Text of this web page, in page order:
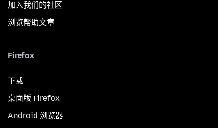
加入我们的社区
浏览帮助文章
Firefox
下载
桌面版 Firefox
Android 浏览器